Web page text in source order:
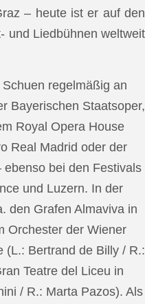
– heute ist er auf den
und Liedbühnen weltweit
regelmäßig an
Bayerischen Staatsoper,
Royal Opera House
Real Madrid oder der
bei den Festivals
und Luzern. In der
den Grafen Almaviva in
Orchester der Wiener
(L.: Bertrand de Billy / R.:
Teatre del Liceu in
/ R.: Marta Pazos). Als